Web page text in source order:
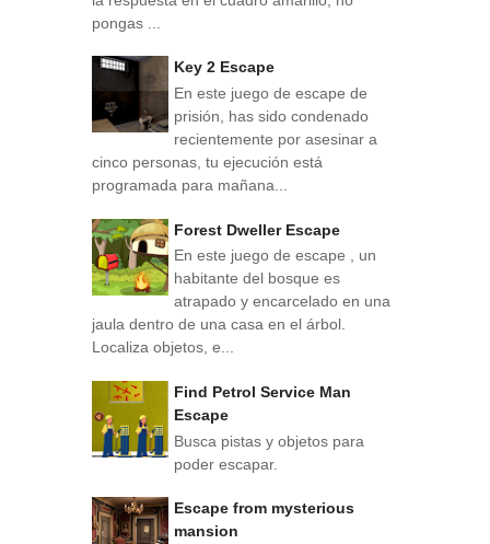
pongas ...
Key 2 Escape
En este juego de escape de
prisión, has sido condenado
recientemente por asesinar a
cinco personas, tu ejecución está
programada para mañana...
Forest Dweller Escape
En este juego de escape , un
habitante del bosque es
atrapado y encarcelado en una
jaula dentro de una casa en el árbol.
Localiza objetos, e...
Find Petrol Service Man
Escape
Busca pistas y objetos para
poder escapar.
Escape from mysterious
mansion